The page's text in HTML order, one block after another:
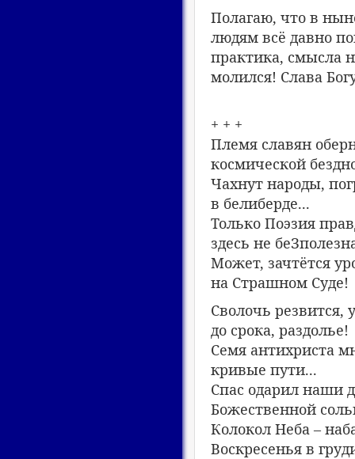
Полагаю, что в
людям всë давно
практика, смысла
молился! Слава
+ + +
Племя славян
космической
Чахнут народы,
в белиберде...
Только Поэзия
здесь не
Может, зачтëтся
на Страшном Суде!
Сволочь резвится,
до срока, раздолье!
Семя антихриста
кривые пути...
Спас одарил наши
Божественной
Колокол Неба –
Воскресенья в